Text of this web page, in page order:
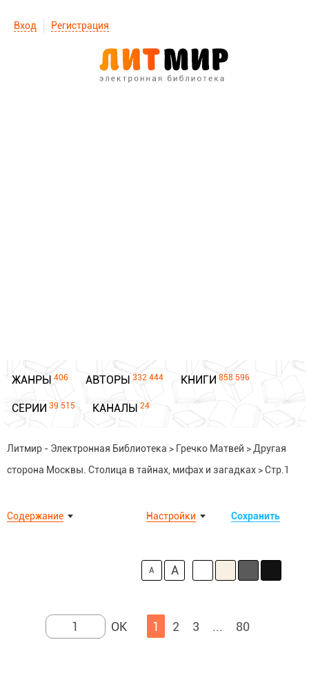
Вход Регистрация
ЖАНРЫ 406 АВТОРЫ 332 444 КНИГИ 858 596
СЕРИИ 39 515 КАНАЛЫ 24
Литмир - Электронная Библиотека > Гречко Матвей > Другая
сторона Москвы. Столица в тайнах, мифах и загадках >Стр.1
Содержание Сохранить
Настройки
A A
1 2 3 ... 80